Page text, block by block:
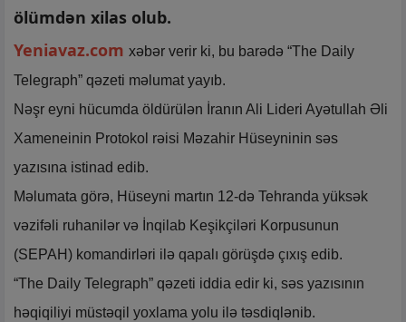
ölümdən xilas olub.
Yeniavaz.com xəbər verir ki, bu barədə “The Daily
Telegraph” qəzeti məlumat yayıb.
Nəşr eyni hücumda öldürülən İranın Ali Lideri Ayətullah Əli
Xameneinin Protokol rəisi Məzahir Hüseyninin səs
yazısına istinad edib.
Məlumata görə, Hüseyni martın 12-də Tehranda yüksək
vəzifəli ruhanilər və İnqilab Keşikçiləri Korpusunun
(SEPAH) komandirləri ilə qapalı görüşdə çıxış edib.
“The Daily Telegraph” qəzeti iddia edir ki, səs yazısının
həqiqiliyi müstəqil yoxlama yolu ilə təsdiqlənib.